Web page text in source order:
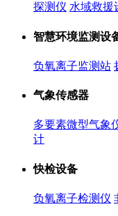
探测仪 水域救援
智慧环境监测设
负氧离子监测站
气象传感器
多要素微型气象
计
快检设备
负氧离子检测仪